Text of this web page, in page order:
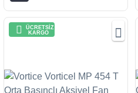
ÜCRETSİZ
KARGO